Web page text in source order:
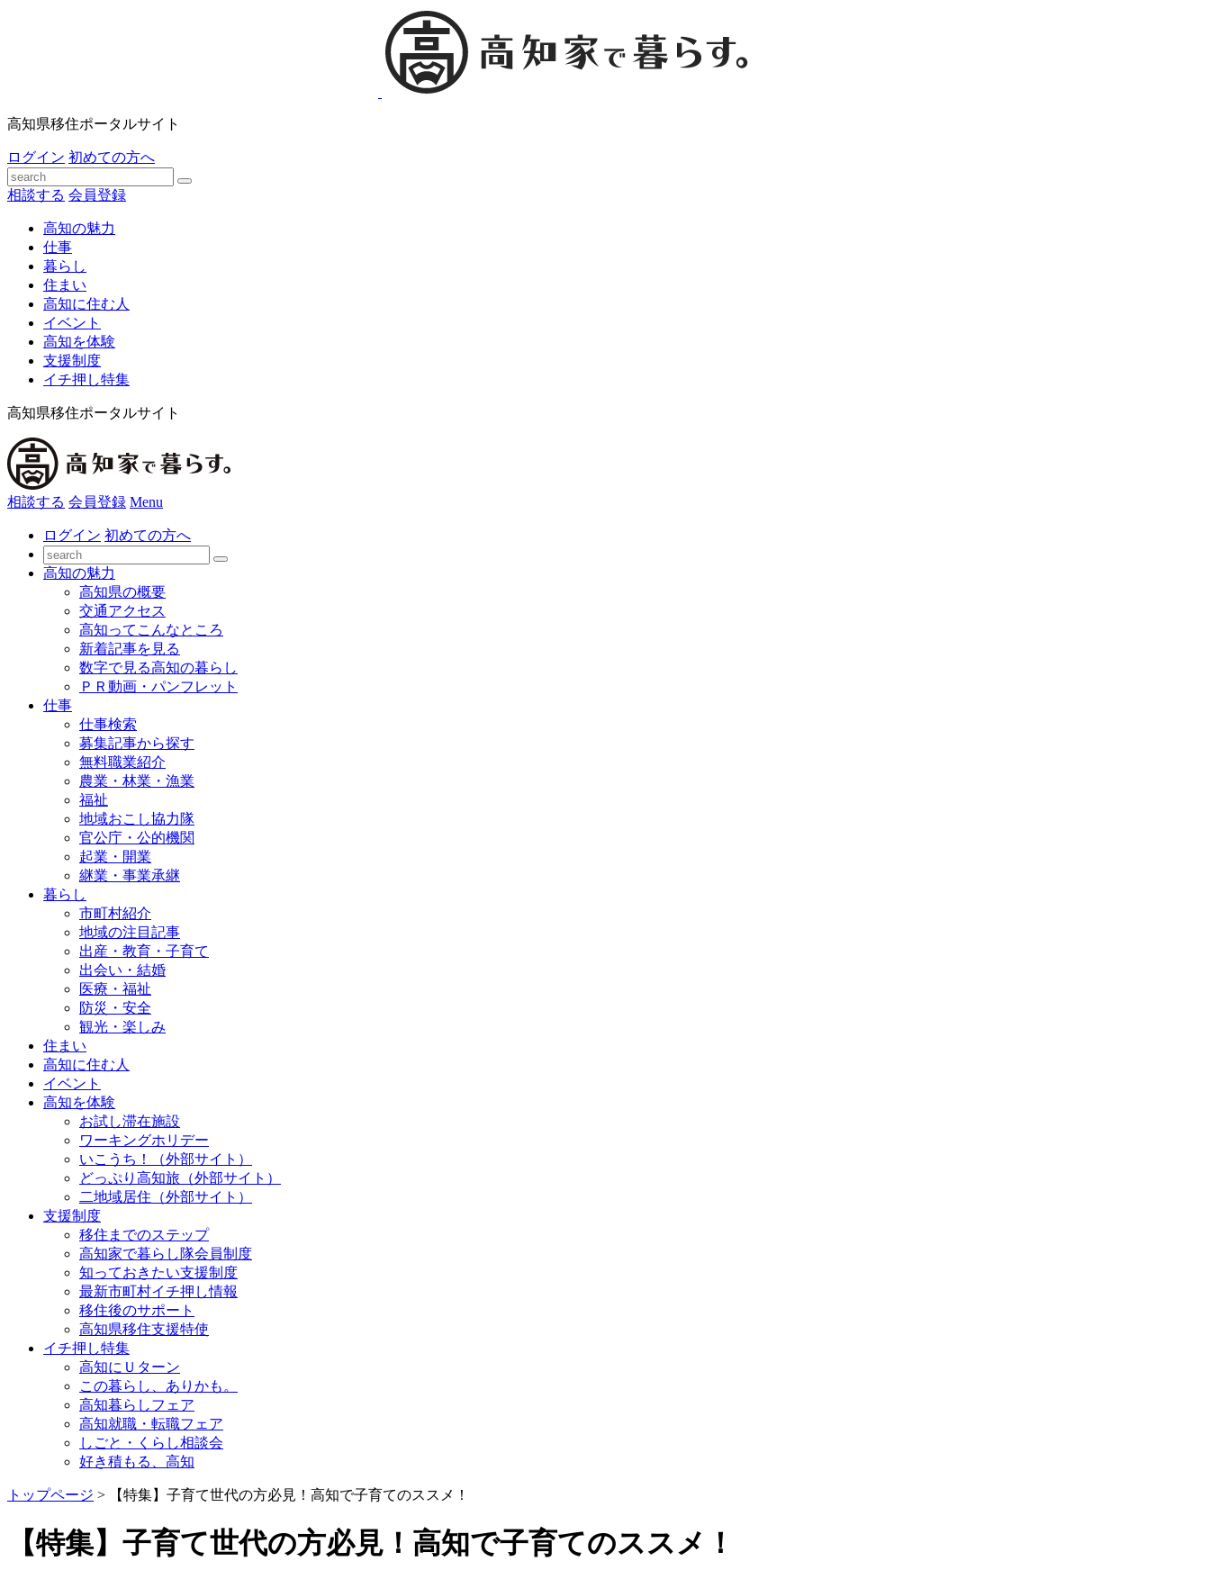
高知県移住ポータルサイト
ログイン 初めての方へ
相談する 会員登録
高知の魅力
仕事
暮らし
住まい
高知に住む人
イベント
高知を体験
支援制度
イチ押し特集
高知県移住ポータルサイト
相談する 会員登録 Menu
ログイン 初めての方へ
高知の魅力
高知県の概要
交通アクセス
高知ってこんなところ
新着記事を見る
数字で見る高知の暮らし
ＰＲ動画・パンフレット
仕事
仕事検索
募集記事から探す
無料職業紹介
農業・林業・漁業
福祉
地域おこし協力隊
官公庁・公的機関
起業・開業
継業・事業承継
暮らし
市町村紹介
地域の注目記事
出産・教育・子育て
出会い・結婚
医療・福祉
防災・安全
観光・楽しみ
住まい
高知に住む人
イベント
高知を体験
お試し滞在施設
ワーキングホリデー
いこうち！（外部サイト）
どっぷり高知旅（外部サイト）
二地域居住（外部サイト）
支援制度
移住までのステップ
高知家で暮らし隊会員制度
知っておきたい支援制度
最新市町村イチ押し情報
移住後のサポート
高知県移住支援特使
イチ押し特集
高知にＵターン
この暮らし、ありかも。
高知暮らしフェア
高知就職・転職フェア
しごと・くらし相談会
好き積もる、高知
トップページ > 【特集】子育て世代の方必見！高知で子育てのススメ！
【特集】子育て世代の方必見！高知で子育てのススメ！